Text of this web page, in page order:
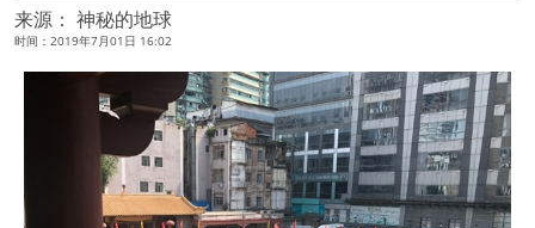
来源： 神秘的地球
时间：2019年7月01日 16:02